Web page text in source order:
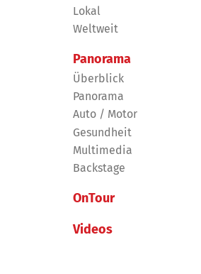
Lokal
Weltweit
Panorama
Überblick
Panorama
Auto / Motor
Gesundheit
Multimedia
Backstage
OnTour
Videos